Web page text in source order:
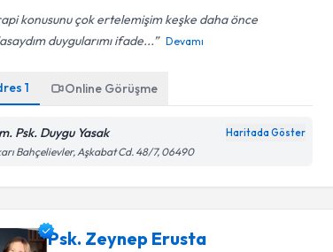
konusunu çok ertelemişim keşke daha önce
duygularımı ifade...
Devamı
1 Online Görüşme
Psk. Duygu Yasak Haritada Göster
Bahçelievler, Aşkabat Cd. 48/7, 06490
Psk. Zeynep Erusta